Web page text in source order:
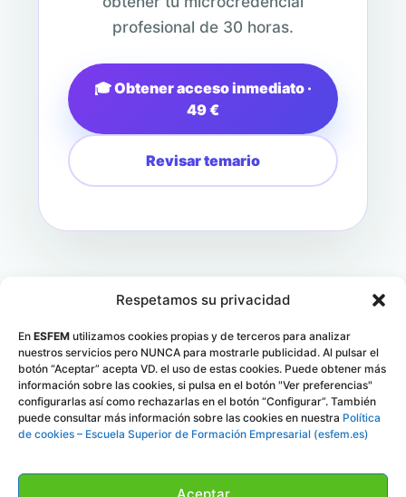
Respetamos su privacidad
En ESFEM utilizamos cookies propias y de terceros para analizar
nuestros servicios pero NUNCA para mostrarle publicidad. Al pulsar el
botón “Aceptar” acepta VD. el uso de estas cookies. Puede obtener más
información sobre las cookies, si pulsa en el botón "Ver preferencias"
configurarlas así como rechazarlas en el botón “Configurar”. También
puede consultar más información sobre las cookies en nuestra Política
de cookies – Escuela Superior de Formación Empresarial (esfem.es)
Aceptar
profesional de 30 horas.
🎓 Obtener acceso inmediato ·
49 €
Revisar temario
ESFEMSKILLS